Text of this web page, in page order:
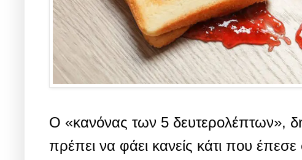
Ο «κανόνας των 5 δευτερολέπτων»,
πρέπει να φάει κανείς κάτι που